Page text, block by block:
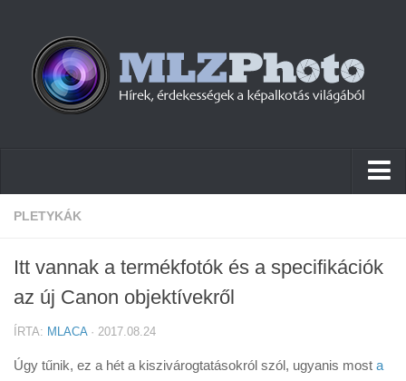
Hírek
Cikkek
Szoftver
PLETYKÁK
Itt vannak a termékfotók és a specifikációk
az új Canon objektívekről
ÍRTA: MLACA· 2017.08.24
Úgy tűnik, ez a hét a kiszivárogtatásokról szól, ugyanis most a